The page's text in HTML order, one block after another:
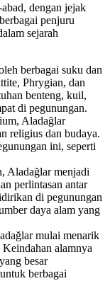
dengan jejak
penjuru
sejarah
berbagai suku dan
Phrygian, dan
benteng, kuil,
di pegunungan.
Aladağlar
religius dan budaya.
ini, seperti
Aladağlar menjadi
perlintasan antar
di pegunungan
daya alam yang
mulai menarik
alamnya
besar
berbagai